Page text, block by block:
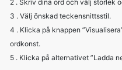
2 . Skriv dina ord och välj storlek
3 . Välj önskad teckensnittsstil.
4 . Klicka på knappen
ordkonst.
5 . Klicka på alternativet ”Ladda